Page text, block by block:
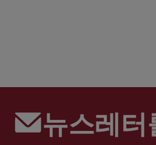
뉴스레터